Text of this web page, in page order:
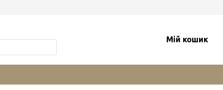
Мій кошик